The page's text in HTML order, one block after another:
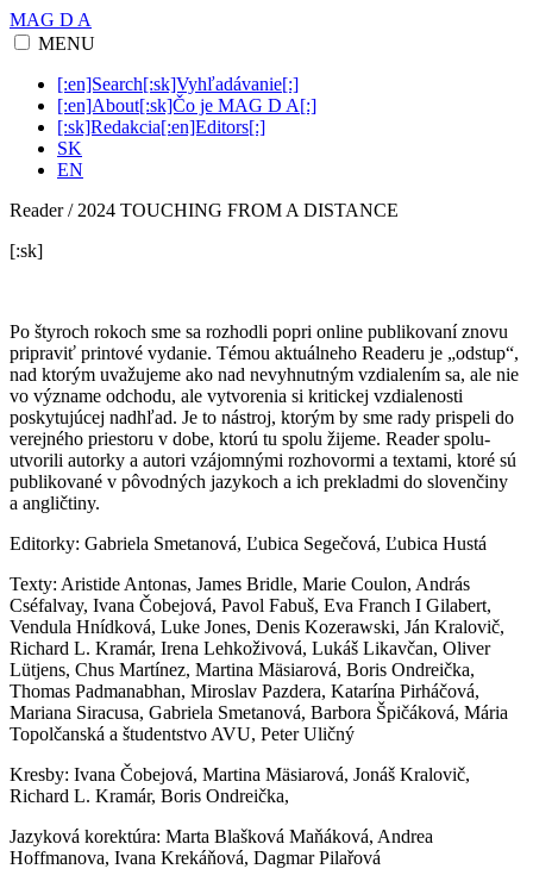
MAG D A
MENU
[:en]Search[:sk]Vyhľadávanie[:]
[:en]About[:sk]Čo je MAG D A[:]
[:sk]Redakcia[:en]Editors[:]
SK
EN
Reader / 2024 TOUCHING FROM A DISTANCE
[:sk]
Po štyroch rokoch sme sa rozhodli popri online publikovaní znovu
pripraviť printové vydanie. Témou aktuálneho Readeru je „odstup“,
nad ktorým uvažujeme ako nad nevyhnutným vzdialením sa, ale nie
vo význame odchodu, ale vytvorenia si kritickej vzdialenosti
poskytujúcej nadhľad. Je to nástroj, ktorým by sme rady prispeli do
verejného priestoru v dobe, ktorú tu spolu žijeme. Reader spolu-
utvorili autorky a autori vzájomnými rozhovormi a textami, ktoré sú
publikované v pôvodných jazykoch a ich prekladmi do slovenčiny
a angličtiny.
Editorky: Gabriela Smetanová, Ľubica Segečová, Ľubica Hustá
Texty: Aristide Antonas, James Bridle, Marie Coulon, András
Cséfalvay, Ivana Čobejová, Pavol Fabuš, Eva Franch I Gilabert,
Vendula Hnídková, Luke Jones, Denis Kozerawski, Ján Kralovič,
Richard L. Kramár, Irena Lehkoživová, Lukáš Likavčan, Oliver
Lütjens, Chus Martínez, Martina Mäsiarová, Boris Ondreička,
Thomas Padmanabhan, Miroslav Pazdera, Katarína Pirháčová,
Mariana Siracusa, Gabriela Smetanová, Barbora Špičáková, Mária
Topolčanská a študentstvo AVU, Peter Uličný
Kresby: Ivana Čobejová, Martina Mäsiarová, Jonáš Kralovič,
Richard L. Kramár, Boris Ondreička,
Jazyková korektúra: Marta Blašková Maňáková, Andrea
Hoffmanova, Ivana Krekáňová, Dagmar Pilařová